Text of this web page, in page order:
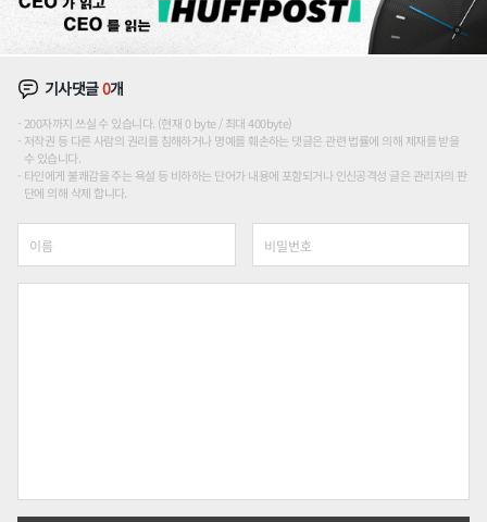
기사댓글0개
200자까지 쓰실 수 있습니다. (현재 0 byte / 최대 400byte)
저작권 등 다른 사람의 권리를 침해하거나 명예를 훼손하는 댓글은 관련 법률에 의해 제재를 받을
수 있습니다.
타인에게 불쾌감을 주는 욕설 등 비하하는 단어가 내용에 포함되거나 인신공격성 글은 관리자의 판
단에 의해 삭제 합니다.